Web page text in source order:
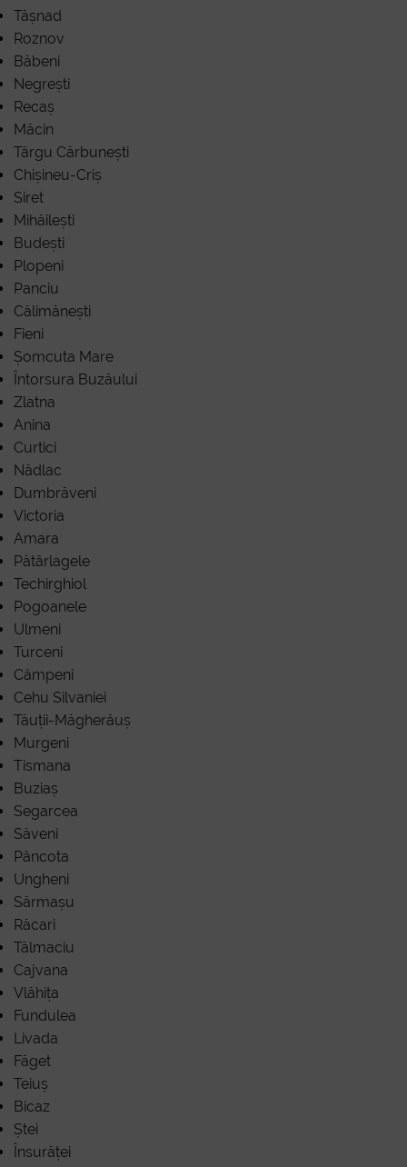
Tășnad
Roznov
Băbeni
Negrești
Recaș
Măcin
Târgu Cărbunești
Chișineu-Criș
Siret
Mihăilești
Budești
Plopeni
Panciu
Călimănești
Fieni
Șomcuta Mare
Întorsura Buzăului
Zlatna
Anina
Curtici
Nădlac
Dumbrăveni
Victoria
Amara
Pătârlagele
Techirghiol
Pogoanele
Ulmeni
Turceni
Câmpeni
Cehu Silvaniei
Tăuții-Măgherăuș
Murgeni
Tismana
Buziaș
Segarcea
Săveni
Pâncota
Ungheni
Sărmașu
Răcari
Tălmaciu
Cajvana
Vlăhița
Fundulea
Livada
Făget
Teiuș
Bicaz
Ștei
Însurăței